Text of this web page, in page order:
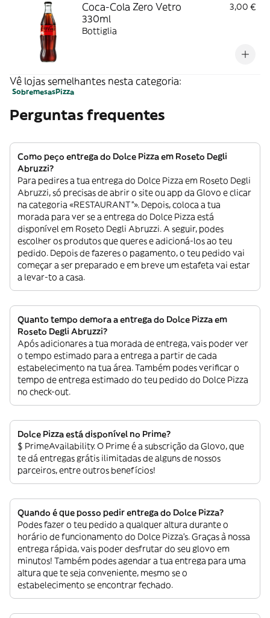
Coca-Cola Zero Vetro
330ml
3,00 €
Bottiglia
Vê lojas semelhantes nesta categoria:
SobremesasPizza
Perguntas frequentes
Como peço entrega do Dolce Pizza em Roseto Degli
Abruzzi?
Para pedires a tua entrega do Dolce Pizza em Roseto Degli
Abruzzi, só precisas de abrir o site ou app da Glovo e clicar
na categoria «RESTAURANT”». Depois, coloca a tua
morada para ver se a entrega do Dolce Pizza está
disponível em Roseto Degli Abruzzi. A seguir, podes
escolher os produtos que queres e adicioná-los ao teu
pedido. Depois de fazeres o pagamento, o teu pedido vai
começar a ser preparado e em breve um estafeta vai estar
a levar-to a casa.
Quanto tempo demora a entrega do Dolce Pizza em
Roseto Degli Abruzzi?
Após adicionares a tua morada de entrega, vais poder ver
o tempo estimado para a entrega a partir de cada
estabelecimento na tua área. Também podes verificar o
tempo de entrega estimado do teu pedido do Dolce Pizza
no check-out.
Dolce Pizza está disponível no Prime?
$ PrimeAvailability. O Prime é a subscrição da Glovo, que
te dá entregas grátis ilimitadas de alguns de nossos
parceiros, entre outros benefícios!
Quando é que posso pedir entrega do Dolce Pizza?
Podes fazer o teu pedido a qualquer altura durante o
horário de funcionamento do Dolce Pizza’s. Graças à nossa
entrega rápida, vais poder desfrutar do seu glovo em
minutos! Também podes agendar a tua entrega para uma
altura que te seja conveniente, mesmo se o
estabelecimento se encontrar fechado.